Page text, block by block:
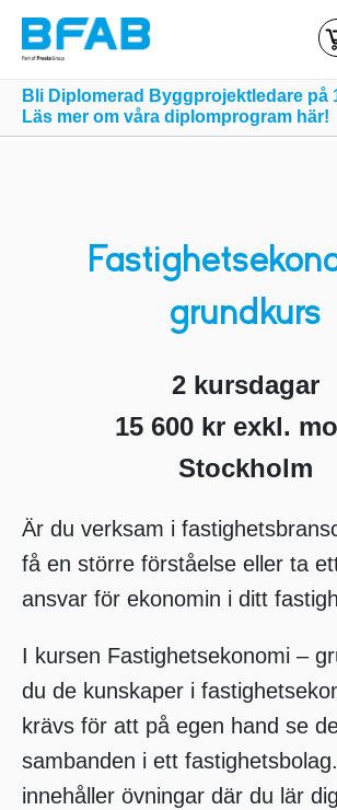
Bli Diplomerad Byggprojektledare på
Läs mer om våra diplomprogram här!
grundkurs
2 kursdagar
15 600 kr exkl.
Stockholm
Är du verksam i
få en större förståelse eller ta
ansvar för ekonomin i ditt
I kursen Fastighetsekonomi –
du de kunskaper i
krävs för att på egen hand se
sambanden i ett
innehåller övningar där du lär